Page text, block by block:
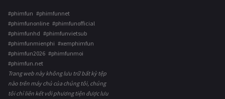
#phimfun #phimfunnet
#phimfunonline #phimfunofficial
#phimfunhd #phimfunvietsub
#phimfunmienphi #xemphimfun
#phimfun2026 #phimfunmoi
#phimfun.net
Trang web này không lưu trữ bất kỳ tệp
nào trên máy chủ của chúng tôi, chúng
tôi chỉ liên kết với phương tiện được lưu